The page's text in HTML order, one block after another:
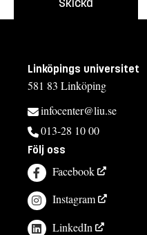
Linköpings universitet
581 83 Linköping
infocenter@liu.se
013-28 10 00
Följ oss
Facebook
Instagram
LinkedIn